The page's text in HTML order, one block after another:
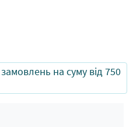
на суму від 750